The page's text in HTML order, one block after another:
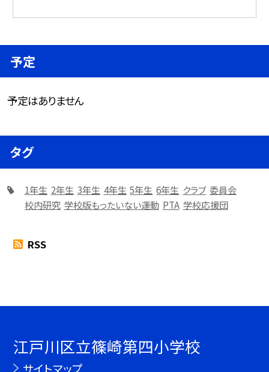
予定
予定はありません
タグ
1年生 2年生 3年生 4年生 5年生 6年生 クラブ 委員会
校内研究 学校版もったいない運動 PTA 学校応援団
RSS
江戸川区立篠崎第四小学校
サイトマップ